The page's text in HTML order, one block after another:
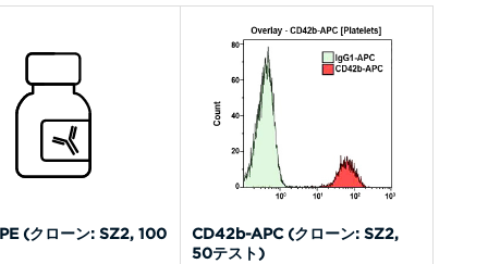
(クローン: SZ2, 100
CD42b-APC (クローン: SZ2,
50テスト)